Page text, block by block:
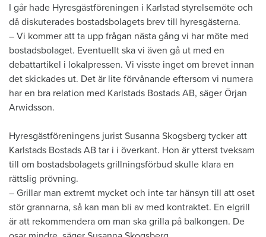
I går hade Hyresgästföreningen i Karlstad styrelsemöte och
då diskuterades bostadsbolagets brev till hyresgästerna.
– Vi kommer att ta upp frågan nästa gång vi har möte med
bostadsbolaget. Eventuellt ska vi även gå ut med en
debattartikel i lokalpressen. Vi visste inget om brevet innan
det skickades ut. Det är lite förvånande eftersom vi numera
har en bra relation med Karlstads Bostads AB, säger Örjan
Arwidsson.
Hyresgästföreningens jurist Susanna Skogsberg tycker att
Karlstads Bostads AB tar i i överkant. Hon är ytterst tveksam
till om bostadsbolagets grillningsförbud skulle klara en
rättslig prövning.
– Grillar man extremt mycket och inte tar hänsyn till att oset
stör grannarna, så kan man bli av med kontraktet. En elgrill
är att rekommendera om man ska grilla på balkongen. De